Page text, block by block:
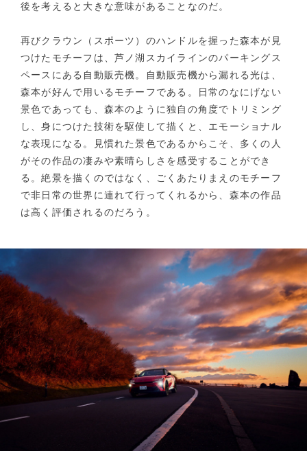
後を考えると大きな意味があることなのだ。
再びクラウン（スポーツ）のハンドルを握った森本が見
つけたモチーフは、芦ノ湖スカイラインのパーキングス
ペースにある自動販売機。自動販売機から漏れる光は、
森本が好んで用いるモチーフである。日常のなにげない
景色であっても、森本のように独自の角度でトリミング
し、身につけた技術を駆使して描くと、エモーショナル
な表現になる。見慣れた景色であるからこそ、多くの人
がその作品の凄みや素晴らしさを感受することができ
る。絶景を描くのではなく、ごくあたりまえのモチーフ
で非日常の世界に連れて行ってくれるから、森本の作品
は高く評価されるのだろう。